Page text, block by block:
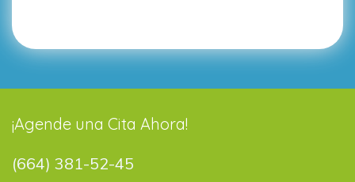
¡Agende una Cita Ahora!
(664) 381-52-45